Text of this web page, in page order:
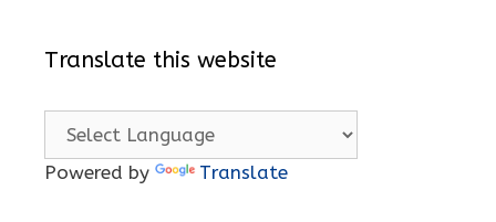
Translate this website
Powered by Translate